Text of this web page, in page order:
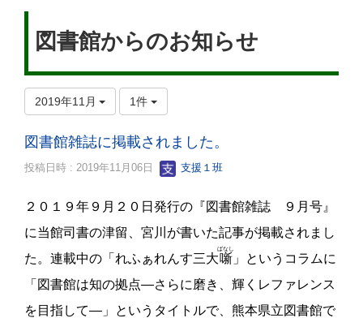
図書館からのお知らせ
2019年11月 1件
図書館雑誌に掲載されました。
投稿日時 : 2019年11月06日 支援１班
２０１９年９月２０日発行の『図書館雑誌 ９月号』
に当館司書の津留、宮川が書いた記事が掲載されまし
た。連載中の「れふぁれんす三大噺
ばなし
」というコラムに
「図書館は知の拠点―さらに磨き、輝くレファレンス
を目指して―」というタイトルで、熊本県立図書館で